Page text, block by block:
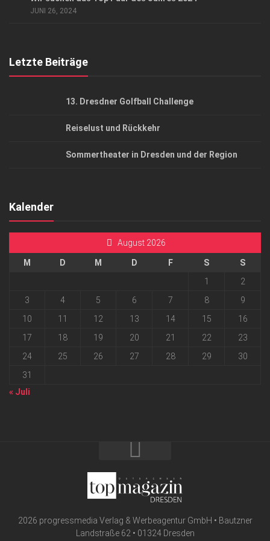
JUNI 26, 2024
Letzte Beiträge
13. Dresdner Golfball Challenge
Reiselust und Rückkehr
Sommertheater in Dresden und der Region
Kalender
August 2026
M D M D F S
S
1
2
3
4 5 6 7 8
9
10
11 12 13 14 15
16
17
18 19 20 21 22
23
24
25 26 27 28 29
30
31
« Juli
2026 progressmedia Verlag & Werbeagentur GmbH • Bautzner
Landstraße 62 • 01324 Dresden